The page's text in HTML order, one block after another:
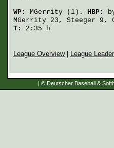
WP: MGerrity (1). HBP:
MGerrity 23, Steeger 9,
T:
2:35 h
League Overview| League
| © Deutscher Baseball &